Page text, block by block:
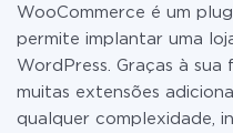
detalhes sobretarifas.
WooCommerce é um
permite implantar uma
WordPress. Graças à
muitas extensões
qualquer complexidade,